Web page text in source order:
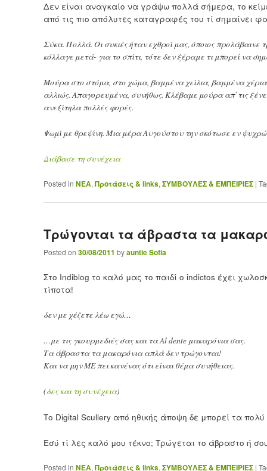
Δεν είναι αναγκαίο να γράψω πολλά σήμερα, το
από τις πιο απόλυτες καταγραφές του τί σημαίνει
Σύκα. Πολλά. Οι συκιές ήταν εχθροί μας, όποιος
κόλλαγε μετά- για το σπίτι, τότε δεν ξέραμε τι μπορεί να
Μούρα στο στόμα, στο χώμα, βαμμένα χείλια, βαμμένα
αλλιώς. Απαγορευμένα, συνήθως. Κλέβαμε μούρα απ΄τις
ανεξίτηλα πολλές φορές.
Ψωμί με θρεψίνη. Μια μέρα Αυγούστου την σκότωσε εν
Διάβασε τη συνέχεια
Posted in ΝΕΑ, Προτάσεις & links, ΣΥΜΒΟΥΛΕΣ & ΕΜΠΕΙΡΙΕΣ |
Τρώγονται τα άβραστα τα
Posted on 30/08/2011 byauntie Sofia
Στο Indiblog το καλό μας το παιδί ο indictos έχει
τίποτα!
δεν με χέζετε λέω εγώ…
…με τις γκουρμεδιές σας και τα Al dente μακαρόνια σας.
Τα άβραστα τα μακαρόνια απλά δεν τρώγονται!
Και να μην ΜΕ πει κανένας ότι είναι θέμα συνήθειας.
(δες και τη συνέχεια)
Το Digital Scullery από ηθικής άποψη δε μπορεί τα
Εσύ τί λες καλό μου τέκνο; Τρώγεται το άβραστο ή
Posted in ΝΕΑ, Προτάσεις & links, ΣΥΜΒΟΥΛΕΣ & ΕΜΠΕΙΡΙΕΣ |